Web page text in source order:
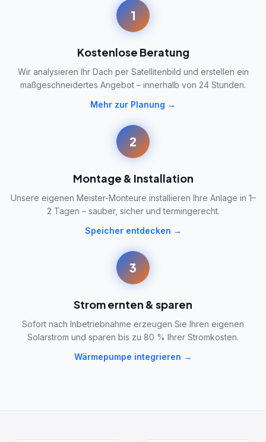
1
Kostenlose Beratung
Wir analysieren Ihr Dach per Satellitenbild und erstellen ein
maßgeschneidertes Angebot – innerhalb von 24 Stunden.
Mehr zur Planung →
2
Montage & Installation
Unsere eigenen Meister-Monteure installieren Ihre Anlage in 1–
2 Tagen – sauber, sicher und termingerecht.
Speicher entdecken →
3
Strom ernten & sparen
Sofort nach Inbetriebnahme erzeugen Sie Ihren eigenen
Solarstrom und sparen bis zu 80 % Ihrer Stromkosten.
Wärmepumpe integrieren →